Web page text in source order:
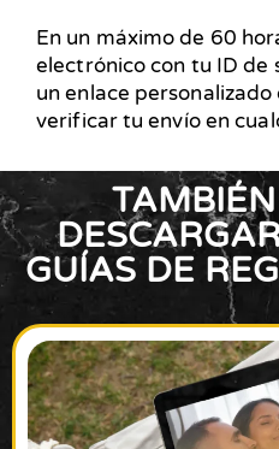
En un máximo de 60
electrónico con tu ID de
un enlace
verificar tu envío en
GUÍAS DE